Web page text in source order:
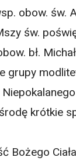
obow. św.
św.
bł.
grupy
krótkie
Bożego